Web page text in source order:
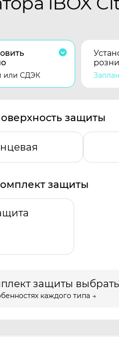
или СДЭК
защиты
защиты
защиты
каждого типа →